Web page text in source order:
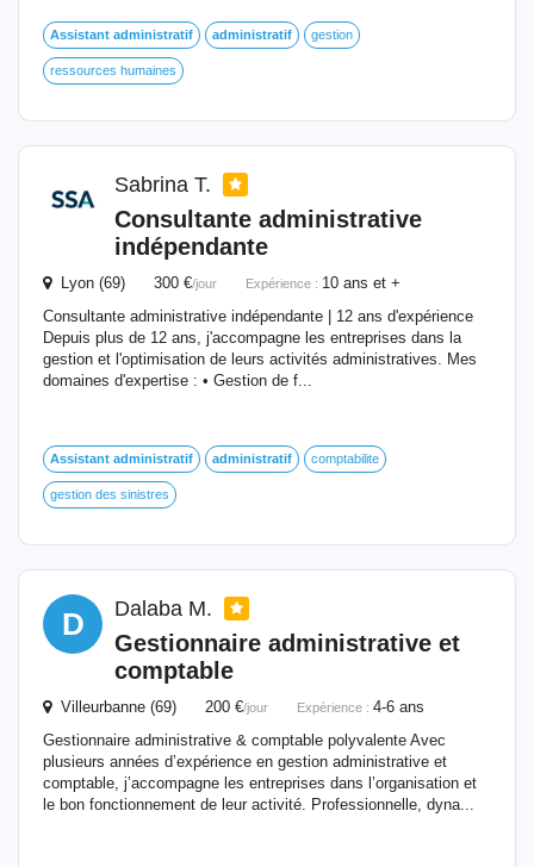
Assistant administratif administratif gestion
ressources humaines
Sabrina T.
Consultante administrative
indépendante
Lyon (69) 300 €/jour Expérience : 10 ans et +
Consultante administrative indépendante | 12 ans d'expérience
Depuis plus de 12 ans, j'accompagne les entreprises dans la
gestion et l'optimisation de leurs activités administratives. Mes
domaines d'expertise : • Gestion de f...
Assistant administratif administratif comptabilite
gestion des sinistres
D Dalaba M.
Gestionnaire administrative et
comptable
Villeurbanne (69) 200 €/jour Expérience : 4-6 ans
Gestionnaire administrative & comptable polyvalente Avec
plusieurs années d’expérience en gestion administrative et
comptable, j’accompagne les entreprises dans l’organisation et
le bon fonctionnement de leur activité. Professionnelle, dyna...